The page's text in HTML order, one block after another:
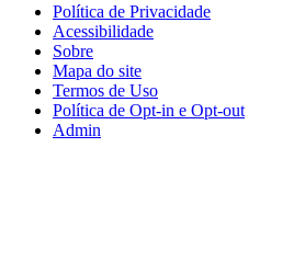
Política de Privacidade
Acessibilidade
Sobre
Mapa do site
Termos de Uso
Política de Opt-in e Opt-out
Admin